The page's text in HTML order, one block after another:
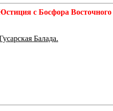
с Босфора Восточного
Балада.